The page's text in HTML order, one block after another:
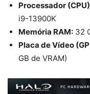
Processador
i9-13900K
Memória RAM: 32
Placa de Vídeo
GB de VRAM)